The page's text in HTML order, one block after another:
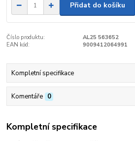
Přidat do košíku
Číslo produktu:
AL25 563652
EAN kód:
9009412064991
Kompletní specifikace
Komentáře 0
Kompletní specifikace